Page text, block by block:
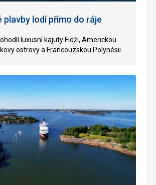
plavby lodí přímo do ráje
luxusní kajuty Fidži, Americkou
ostrovya Francouzskou Polynésii.